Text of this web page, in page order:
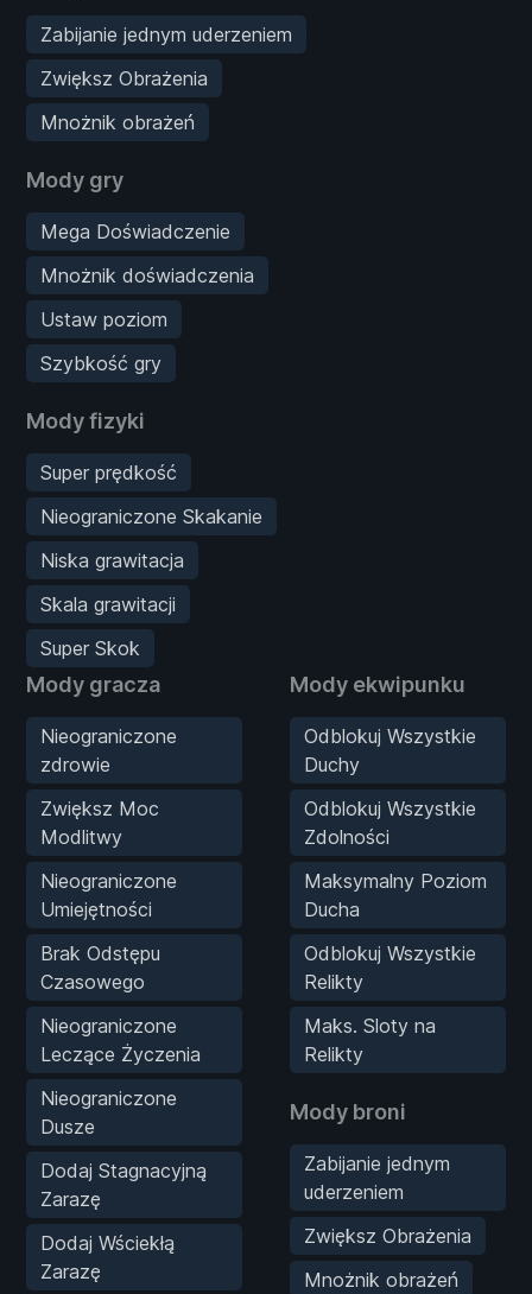
Zabijanie jednym uderzeniem
Zwiększ Obrażenia
Mnożnik obrażeń
Mody gry
Mega Doświadczenie
Mnożnik doświadczenia
Ustaw poziom
Szybkość gry
Mody fizyki
Super prędkość
Nieograniczone Skakanie
Niska grawitacja
Skala grawitacji
Super Skok
Mody gracza
Nieograniczone
zdrowie
Zwiększ Moc
Modlitwy
Nieograniczone
Umiejętności
Brak Odstępu
Czasowego
Nieograniczone
Leczące Życzenia
Nieograniczone
Dusze
Dodaj Stagnacyjną
Zarazę
Dodaj Wściekłą
Zarazę
Mody ekwipunku
Odblokuj Wszystkie
Duchy
Odblokuj Wszystkie
Zdolności
Maksymalny Poziom
Ducha
Odblokuj Wszystkie
Relikty
Maks. Sloty na
Relikty
Mody broni
Zabijanie jednym
uderzeniem
Zwiększ Obrażenia
Mnożnik obrażeń